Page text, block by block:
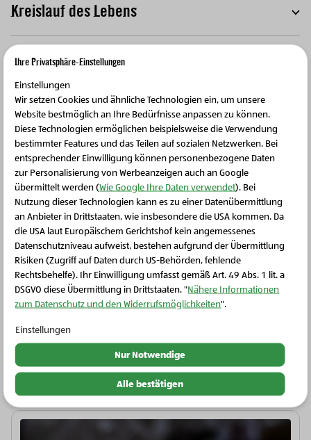
Kreislauf des Lebens
Weitere Produkte
Bio-Kühlprodukte
Schließen Sie dieses Feld
Ihre Privatsphäre-Einstellungen
Einstellungen
Wir setzen Cookies und ähnliche Technologien ein, um unsere
Website bestmöglich an Ihre Bedürfnisse anpassen zu können.
Diese Technologien ermöglichen beispielsweise die Verwendung
bestimmter Features und das Teilen auf sozialen Netzwerken. Bei
entsprechender Einwilligung können personenbezogene Daten
zur Personalisierung von Werbeanzeigen auch an Google
übermittelt werden (Wie Google Ihre Daten verwendet). Bei
Nutzung dieser Technologien kann es zu einer Datenübermittlung
an Anbieter in Drittstaaten, wie insbesondere die USA kommen. Da
die USA laut Europäischem Gerichtshof kein angemessenes
Datenschutzniveau aufweist, bestehen aufgrund der Übermittlung
Risiken (Zugriff auf Daten durch US-Behörden, fehlende
Rechtsbehelfe). Ihr Einwilligung umfasst gemäß Art. 49 Abs. 1 lit. a
DSGVO diese Übermittlung in Drittstaaten. "Nähere Informationen
zum Datenschutz und den Widerrufsmöglichkeiten".
Einstellungen
Nur Notwendige
Alle bestätigen